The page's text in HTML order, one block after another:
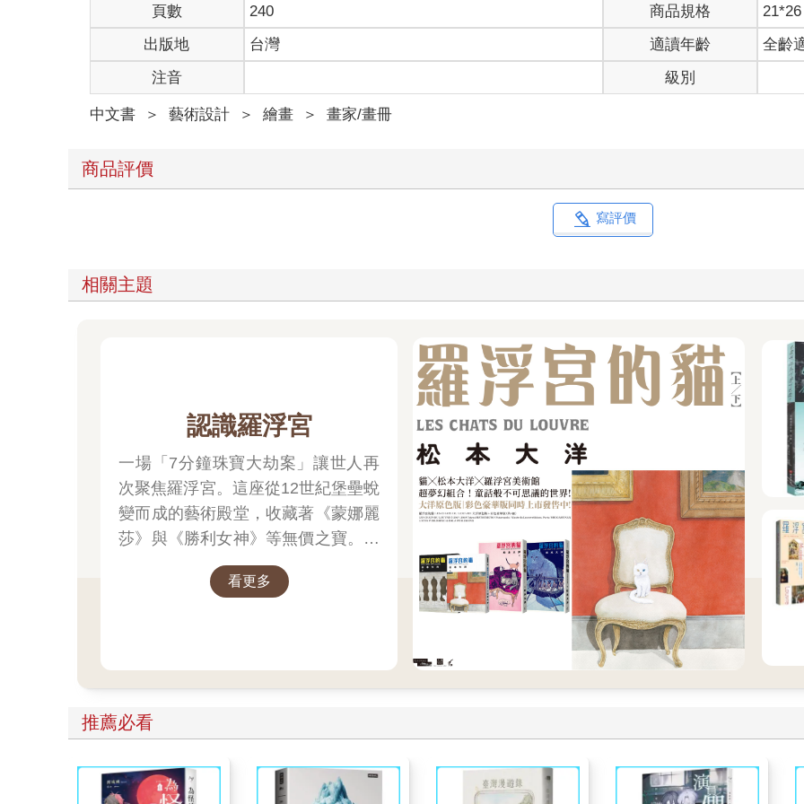
頁數 240 商品規格
21*26
出版地
台灣 適讀年齡
全齡
注音
級別
中文書 ＞ 藝術設計 ＞ 繪畫 ＞ 畫家/畫冊
商品評價
寫評價
相關主題
認識羅浮宮
一場「7分鐘珠寶大劫案」讓世人再
次聚焦羅浮宮。這座從12世紀堡壘蛻
變而成的藝術殿堂，收藏著《蒙娜麗
莎》與《勝利女神》等無價之寶。一
起深入探尋羅浮宮八百年的歷史、珍
藏的秘密與永恆的藝術魅力。
看更多
推薦必看